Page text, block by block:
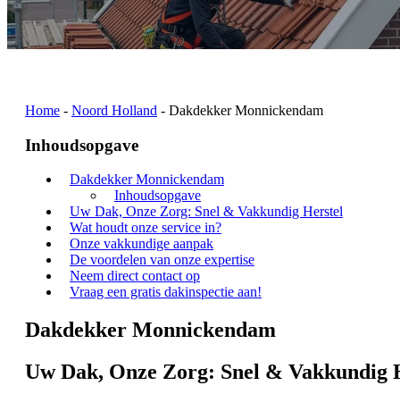
Home - Noord Holland - Dakdekker Monnickendam
Inhoudsopgave
Dakdekker Monnickendam
Inhoudsopgave
Uw Dak, Onze Zorg: Snel & Vakkundig Herstel
Wat houdt onze service in?
Onze vakkundige aanpak
De voordelen van onze expertise
Neem direct contact op
Vraag een gratis dakinspectie aan!
Dakdekker Monnickendam
Uw Dak, Onze Zorg: Snel & Vakkundig